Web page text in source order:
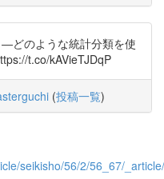
どのような統計分類を使
t.co/kAVieTJDqP
(投稿一覧)
seikisho/56/2/56_67/